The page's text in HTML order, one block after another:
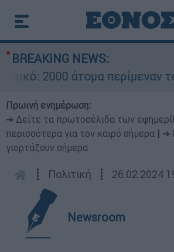
BREAKING NEWS:
2000 άτομα περίμεναν τον
Πρωινή ενημέρωση:
➔ Δείτε τα πρωτοσέλιδα των
περισσότερα για τον καιρό σήμερα
➔
γιορτάζουν σήμερα
┋ Πολιτική ┋ 26.02.2024
Newsroom